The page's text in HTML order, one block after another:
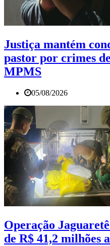
Justiça mantém
pastor por crimes
MPMS
05/08/2026
Operação
de R$ 41,2 milhões